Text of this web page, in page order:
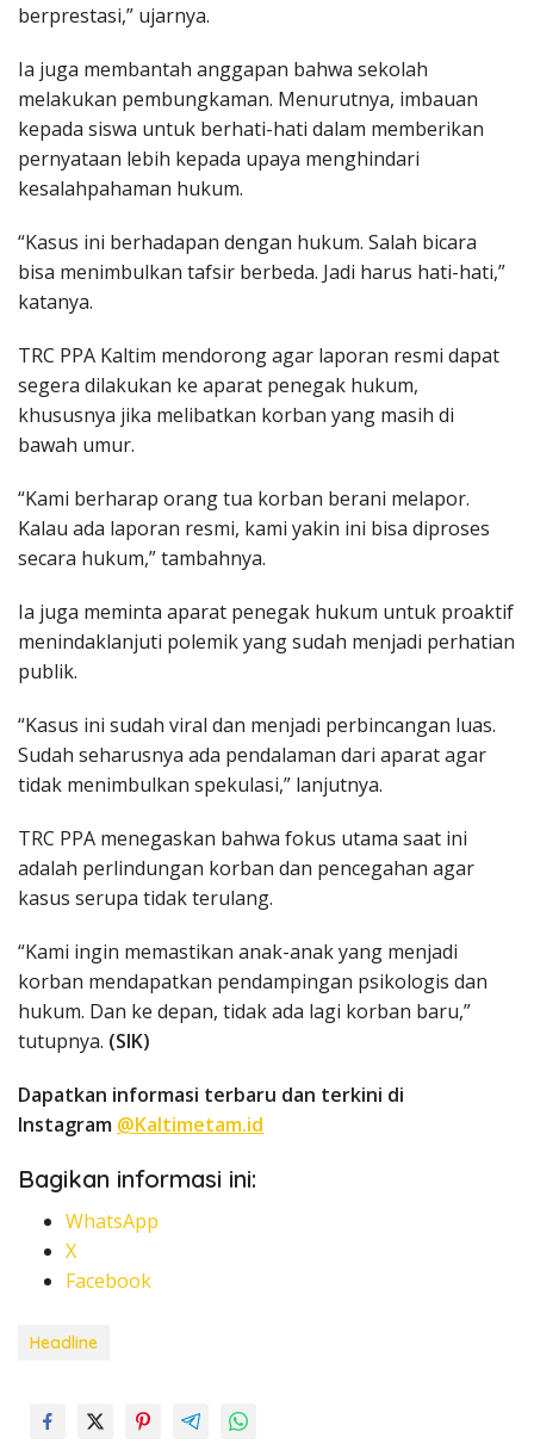
berprestasi,” ujarnya.
Ia juga membantah anggapan bahwa sekolah
melakukan pembungkaman. Menurutnya, imbauan
kepada siswa untuk berhati-hati dalam memberikan
pernyataan lebih kepada upaya menghindari
kesalahpahaman hukum.
“Kasus ini berhadapan dengan hukum. Salah bicara
bisa menimbulkan tafsir berbeda. Jadi harus hati-hati,”
katanya.
TRC PPA Kaltim mendorong agar laporan resmi dapat
segera dilakukan ke aparat penegak hukum,
khususnya jika melibatkan korban yang masih di
bawah umur.
“Kami berharap orang tua korban berani melapor.
Kalau ada laporan resmi, kami yakin ini bisa diproses
secara hukum,” tambahnya.
Ia juga meminta aparat penegak hukum untuk proaktif
menindaklanjuti polemik yang sudah menjadi perhatian
publik.
“Kasus ini sudah viral dan menjadi perbincangan luas.
Sudah seharusnya ada pendalaman dari aparat agar
tidak menimbulkan spekulasi,” lanjutnya.
TRC PPA menegaskan bahwa fokus utama saat ini
adalah perlindungan korban dan pencegahan agar
kasus serupa tidak terulang.
“Kami ingin memastikan anak-anak yang menjadi
korban mendapatkan pendampingan psikologis dan
hukum. Dan ke depan, tidak ada lagi korban baru,”
tutupnya. (SIK)
Dapatkan informasi terbaru dan terkini di
Instagram @Kaltimetam.id
Bagikan informasi ini:
WhatsApp
X
Facebook
Headline